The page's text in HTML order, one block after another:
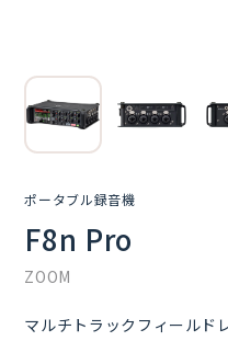
ポータブル録音機
F8n Pro
ZOOM
マルチトラックフィールド